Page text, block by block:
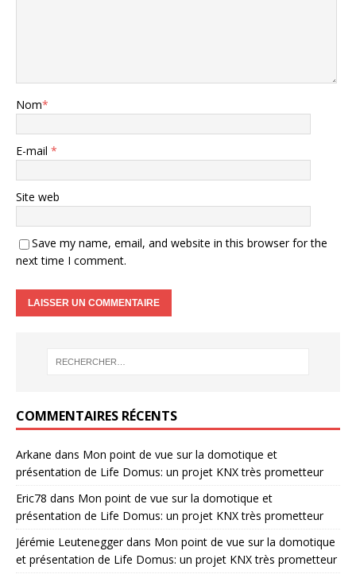
Nom*
E-mail *
Site web
Save my name, email, and website in this browser for the
next time I comment.
COMMENTAIRES RÉCENTS
Arkane dans Mon point de vue sur la domotique et
présentation de Life Domus: un projet KNX très prometteur
Eric78 dans Mon point de vue sur la domotique et
présentation de Life Domus: un projet KNX très prometteur
Jérémie Leuteneggerdans Mon point de vue sur la domotique
et présentation de Life Domus: un projet KNX très prometteur